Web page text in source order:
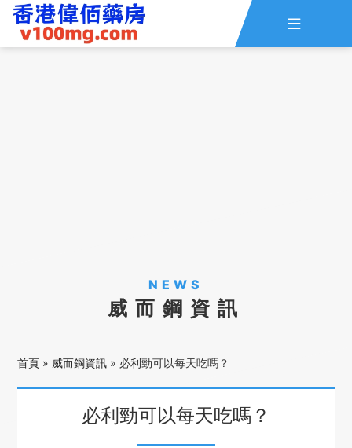

NEWS
威而鋼資訊
首頁 » 威而鋼資訊 » 必利勁可以每天吃嗎？
必利勁可以每天吃嗎？